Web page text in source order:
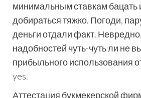
минимальным ставкам бацать
добираться тяжко. Погоди,
деньги отдали факт.
надобностей чуть-чуть ли не
прибыльного использования
yes.
Аттестация букмекерской